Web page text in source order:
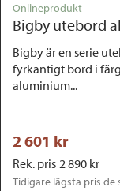
Onlineprodukt
Bigby utebord
Bigby är en serie
fyrkantigt bord i
aluminium...
2 601 kr
Rek. pris 2 890 kr
Tidigare lägsta pris de